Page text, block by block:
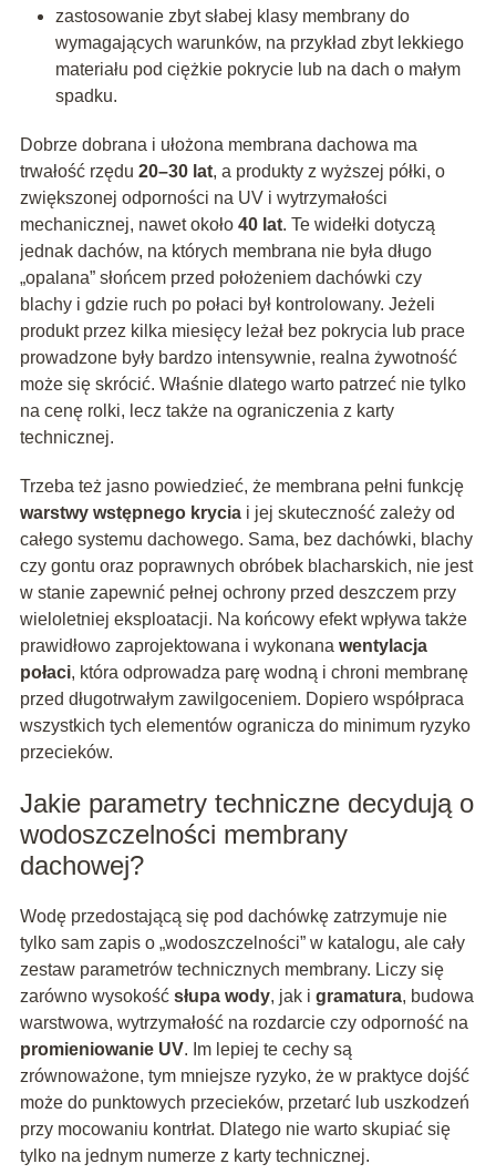
zastosowanie zbyt słabej klasy membrany do
wymagających warunków, na przykład zbyt lekkiego
materiału pod ciężkie pokrycie lub na dach o małym
spadku.
Dobrze dobrana i ułożona membrana dachowa ma
trwałość rzędu 20–30 lat, a produkty z wyższej półki, o
zwiększonej odporności na UV i wytrzymałości
mechanicznej, nawet około 40 lat. Te widełki dotyczą
jednak dachów, na których membrana nie była długo
„opalana” słońcem przed położeniem dachówki czy
blachy i gdzie ruch po połaci był kontrolowany. Jeżeli
produkt przez kilka miesięcy leżał bez pokrycia lub prace
prowadzone były bardzo intensywnie, realna żywotność
może się skrócić. Właśnie dlatego warto patrzeć nie tylko
na cenę rolki, lecz także na ograniczenia z karty
technicznej.
Trzeba też jasno powiedzieć, że membrana pełni funkcję
warstwy wstępnego kryciai jej skuteczność zależy od
całego systemu dachowego. Sama, bez dachówki, blachy
czy gontu oraz poprawnych obróbek blacharskich, nie jest
w stanie zapewnić pełnej ochrony przed deszczem przy
wieloletniej eksploatacji. Na końcowy efekt wpływa także
prawidłowo zaprojektowana i wykonana wentylacja
połaci, która odprowadza parę wodną i chroni membranę
przed długotrwałym zawilgoceniem. Dopiero współpraca
wszystkich tych elementów ogranicza do minimum ryzyko
przecieków.
Jakie parametry techniczne decydują o
wodoszczelności membrany
dachowej?
Wodę przedostającą się pod dachówkę zatrzymuje nie
tylko sam zapis o „wodoszczelności” w katalogu, ale cały
zestaw parametrów technicznych membrany. Liczy się
zarówno wysokość słupa wody, jak i gramatura, budowa
warstwowa, wytrzymałość na rozdarcie czy odporność na
promieniowanie UV. Im lepiej te cechy są
zrównoważone, tym mniejsze ryzyko, że w praktyce dojść
może do punktowych przecieków, przetarć lub uszkodzeń
przy mocowaniu kontrłat. Dlatego nie warto skupiać się
tylko na jednym numerze z karty technicznej.